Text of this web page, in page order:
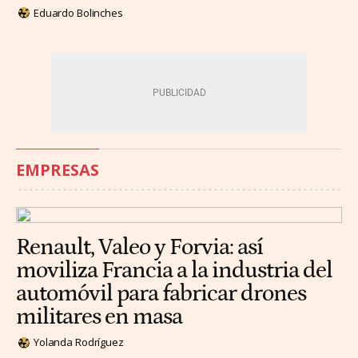
Eduardo Bolinches
EMPRESAS
Renault, Valeo y Forvia: así
moviliza Francia a la industria del
automóvil para fabricar drones
militares en masa
Yolanda Rodríguez